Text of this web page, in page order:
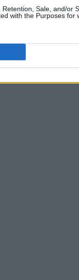
Sale, and/or
with the Purposes for
το ενδεχόμενο
με τον Χαμενεΐ